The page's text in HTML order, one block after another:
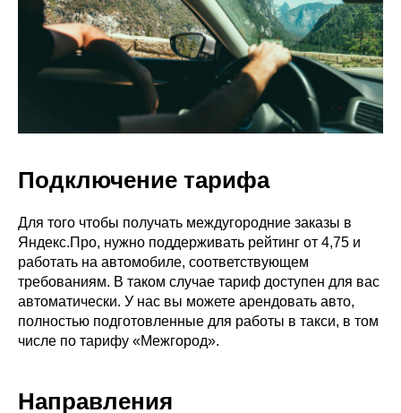
Подключение тарифа
Для того чтобы получать междугородние заказы в
Яндекс.Про, нужно поддерживать рейтинг от 4,75 и
работать на автомобиле, соответствующем
требованиям. В таком случае тариф доступен для вас
автоматически. У нас вы можете арендовать авто,
полностью подготовленные для работы в такси, в том
числе по тарифу «Межгород».
Направления